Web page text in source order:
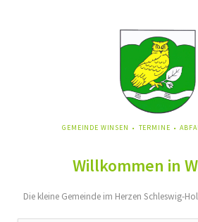
NAVIGATION
GEMEINDE WINSEN TERMINE
Willkommen in
Die kleine Gemeinde im Herzen Schleswig-